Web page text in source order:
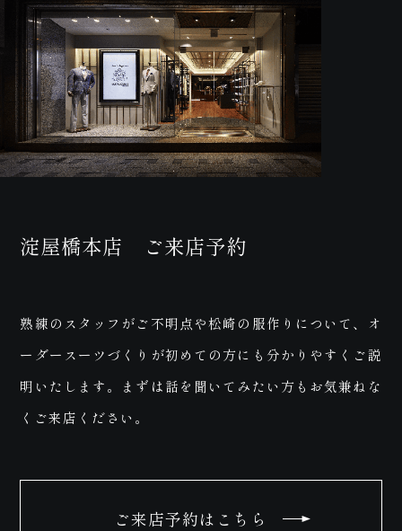
わ
淀屋橋本店 ご来店予約
熟練のスタッフがご不明点や松崎の服作りについて、オ
ーダースーツづくりが初めての方にも分かりやすくご説
明いたします。まずは話を聞いてみたい方もお気兼ねな
くご来店ください。
ご来店予約はこちら